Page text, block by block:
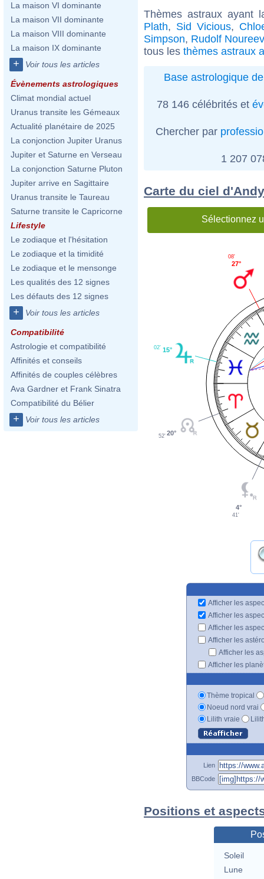
La maison VI dominante
La maison VII dominante
La maison VIII dominante
La maison IX dominante
+ Voir tous les articles
Évènements astrologiques
Climat mondial actuel
Uranus transite les Gémeaux
Actualité planétaire de 2025
La conjonction Jupiter Uranus
Jupiter et Saturne en Verseau
La conjonction Saturne Pluton
Jupiter arrive en Sagittaire
Uranus transite le Taureau
Saturne transite le Capricorne
Lifestyle
Le zodiaque et l'hésitation
Le zodiaque et la timidité
Le zodiaque et le mensonge
Les qualités des 12 signes
Les défauts des 12 signes
+ Voir tous les articles
Compatibilité
Astrologie et compatibilité
Affinités et conseils
Affinités de couples célèbres
Ava Gardner et Frank Sinatra
Compatibilité du Bélier
+ Voir tous les articles
Thèmes astraux ayant
Plath, Sid Vicious,
Simpson, Rudolf Noureev
tous les thèmes astraux
Base astrologique
78 146 célébrités et
Chercher par
1 207
Carte du ciel
Sélectionnez
27°
08'
15°
02'
20°
52'
4°
41'
Afficher les
Afficher les
Afficher les
Afficher les
Afficher les
Afficher les
Thème tropical
Noeud nord vrai
Lilith vraie
Lien
BBCode
Positions et
Soleil
Lune